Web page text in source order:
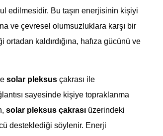
edilmesidir. Bu taşın enerjisinin kişiyi
ve çevresel olumsuzluklara karşı bir
kaldırdığına, hafıza gücünü ve
solar pleksusçakrası ile
sayesinde kişiye topraklanma
solar pleksus çakrasıüzerindeki
desteklediği söylenir. Enerji